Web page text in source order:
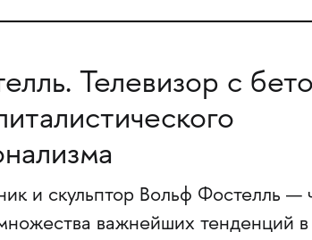
Телевизор с
и скульптор Вольф Фостелль —
важнейших тенденций в